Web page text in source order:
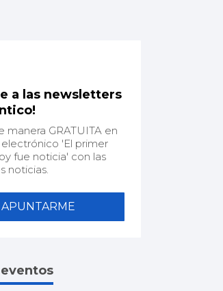
a las newsletters
manera GRATUITA en
'El primer
fue noticia' con las
noticias.
APUNTARME